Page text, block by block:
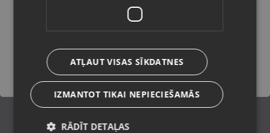
240.00 €
10.91€/mēn.
Saglabāt
ATĻAUT VISAS SĪKDATNES
IZMANTOT TIKAI NEPIECIEŠAMĀS
RĀDĪT DETAĻAS